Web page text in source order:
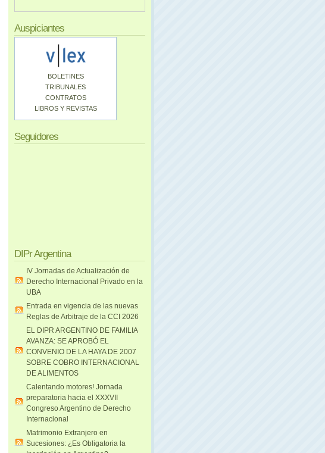
Auspiciantes
BOLETINES
TRIBUNALES
CONTRATOS
LIBROS Y REVISTAS
Seguidores
DIPr Argentina
IV Jornadas de Actualización de
Derecho Internacional Privado en la
UBA
Entrada en vigencia de las nuevas
Reglas de Arbitraje de la CCI 2026
EL DIPR ARGENTINO DE FAMILIA
AVANZA: SE APROBÓ EL
CONVENIO DE LA HAYA DE 2007
SOBRE COBRO INTERNACIONAL
DE ALIMENTOS
Calentando motores! Jornada
preparatoria hacia el XXXVII
Congreso Argentino de Derecho
Internacional
Matrimonio Extranjero en
Sucesiones: ¿Es Obligatoria la